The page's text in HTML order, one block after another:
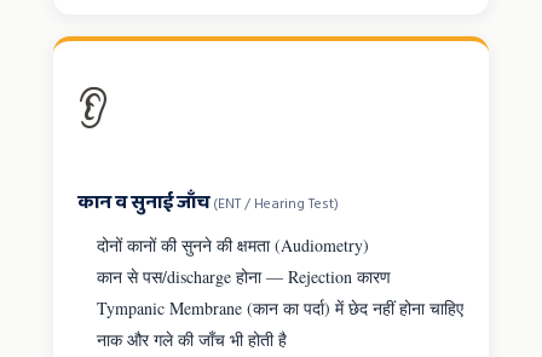
👂
कान व सुनाई जाँच(ENT / Hearing Test)
दोनों कानों की सुनने की क्षमता (Audiometry)
कान से पस/discharge होना — Rejection कारण
Tympanic Membrane (कान का पर्दा) में छेद नहीं होना चाहिए
नाक और गले की जाँच भी होती है